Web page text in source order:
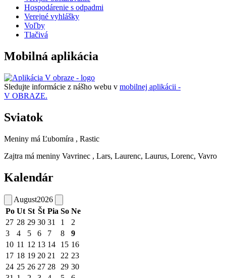
Hospodárenie s odpadmi
Verejné vyhlášky
Voľby
Tlačivá
Mobilná aplikácia
Sledujte informácie z nášho webu v mobilnej aplikácii -
V OBRAZE.
Sviatok
Meniny má Ľubomíra , Rastic
Zajtra má meniny Vavrinec , Lars, Laurenc, Laurus, Lorenc, Vavro
Kalendár
August2026
Po Ut St Št Pia So Ne
27 28 29 30 31 1
2
3
4 5 6 7 8
9
10 11 12 13 14 15 16
17 18 19 20 21 22 23
24 25 26 27 28 29 30